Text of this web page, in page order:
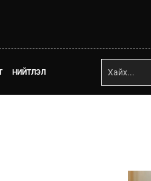
НИЙТЛЭЛ